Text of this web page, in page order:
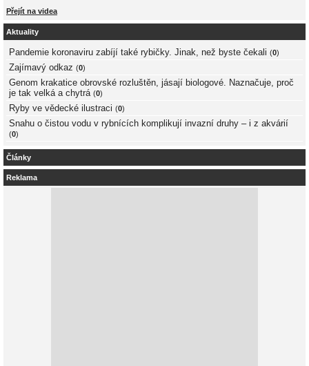
Přejít na videa
Aktuality
Pandemie koronaviru zabíjí také rybičky. Jinak, než byste čekali (0)
Zajímavý odkaz (0)
Genom krakatice obrovské rozluštěn, jásají biologové. Naznačuje, proč
je tak velká a chytrá (0)
Ryby ve vědecké ilustraci (0)
Snahu o čistou vodu v rybnících komplikují invazní druhy – i z akvárií
(0)
Články
Reklama